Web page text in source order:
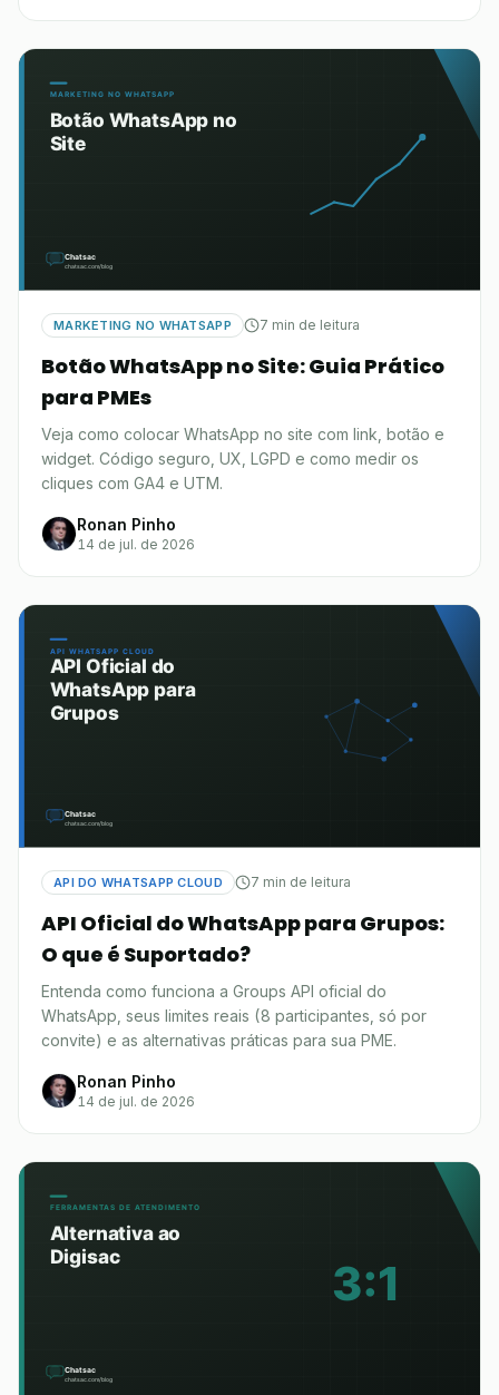
MARKETING NO WHATSAPP 7 min de leitura
Botão WhatsApp no Site: Guia Prático
para PMEs
Veja como colocar WhatsApp no site com link, botão e
widget. Código seguro, UX, LGPD e como medir os
cliques com GA4 e UTM.
Ronan Pinho
14 de jul. de 2026
API DO WHATSAPP CLOUD 7 min de leitura
API Oficial do WhatsApp para Grupos:
O que é Suportado?
Entenda como funciona a Groups API oficial do
WhatsApp, seus limites reais (8 participantes, só por
convite) e as alternativas práticas para sua PME.
Ronan Pinho
14 de jul. de 2026